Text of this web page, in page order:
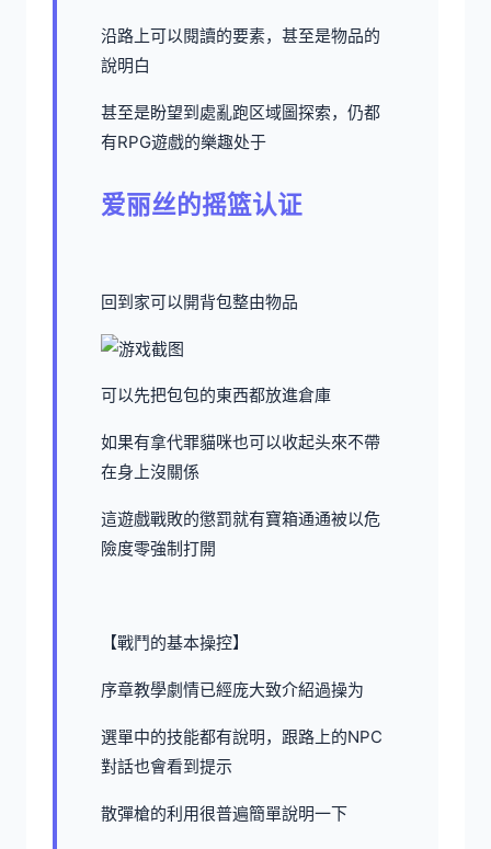
沿路上可以閱讀的要素，甚至是物品的
說明白
甚至是盼望到處亂跑区域圖探索，仍都
有RPG遊戲的樂趣处于
爱丽丝的摇篮认证
回到家可以開背包整由物品
可以先把包包的東西都放進倉庫
如果有拿代罪貓咪也可以收起头來不帶
在身上沒關係
這遊戲戰敗的懲罰就有寶箱通通被以危
險度零強制打開
【戰鬥的基本操控】
序章教學劇情已經庞大致介紹過操为
選單中的技能都有說明，跟路上的NPC
對話也會看到提示
散彈槍的利用很普遍簡單說明一下